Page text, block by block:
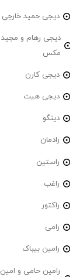
دیجی حمید خارجی
دیجی رهام و مجید
مکس
دیجی کارن
دیجی هیت
دینگو
رادمان
راستین
راغب
راکتور
رامی
رامین بیباک
رامین حامی و امین